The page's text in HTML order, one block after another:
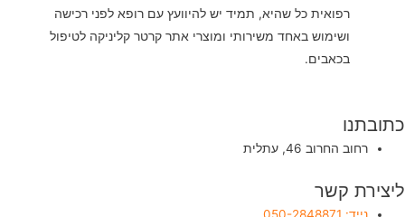
רפואית כל שהיא, תמיד יש להיוועץ עם רופא לפני רכישה
ושימוש באחד משירותי ומוצרי אתר קרטר קליניקה לטיפול
בכאבים.
כתובתנו
רחוב החרוב 46, עתלית
ליצירת קשר